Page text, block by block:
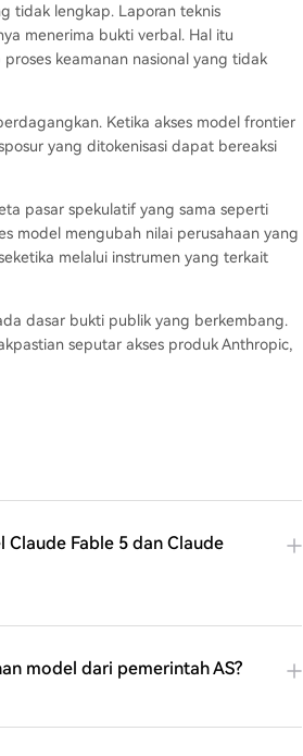
tidak lengkap. Laporan teknis
menerima bukti verbal. Hal itu
keamanan nasional yang tidak
Ketika akses model frontier
yang ditokenisasi dapat bereaksi
pasar spekulatif yang sama seperti
model mengubah nilai perusahaan yang
melalui instrumen yang terkait
dasar bukti publik yang berkembang.
seputar akses produk Anthropic,
Fable 5 dan Claude
model dari pemerintah AS?